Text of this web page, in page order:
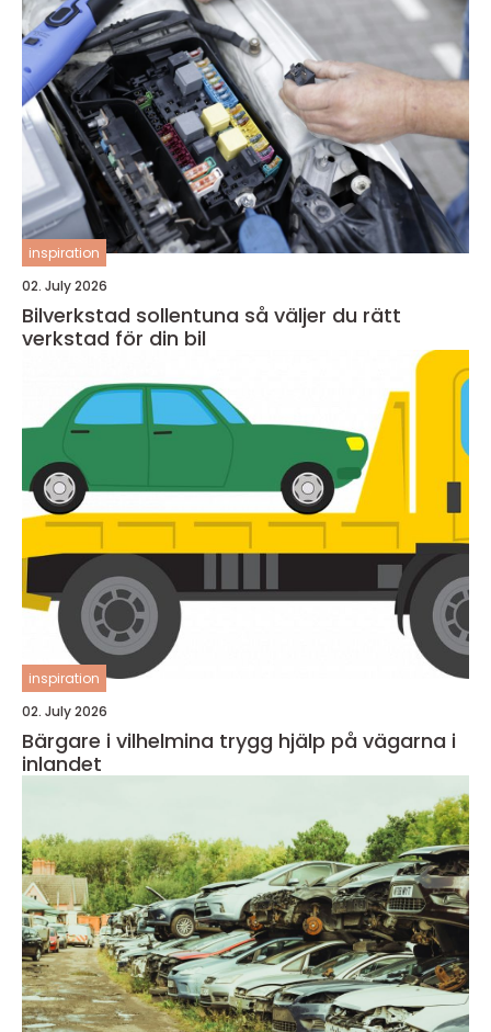
inspiration
02. July 2026
Bilverkstad sollentuna så väljer du rätt
verkstad för din bil
inspiration
02. July 2026
Bärgare i vilhelmina trygg hjälp på vägarna i
inlandet